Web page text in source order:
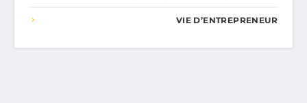
VIE D’ENTREPRENEUR